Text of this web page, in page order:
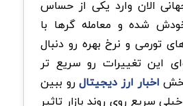
الان وارد یکی از حساس
شده و معامله گرها با
تورمی و نرخ بهره رو دنبال
این تغییرات رو سریع تر
اخبار ارز دیجیتالرو ببین
سریع روی روند بازار تاثیر